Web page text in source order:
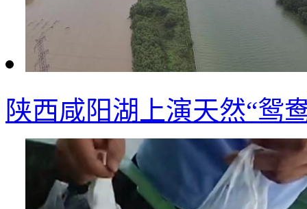
陕西咸阳湖上演天然“鸳